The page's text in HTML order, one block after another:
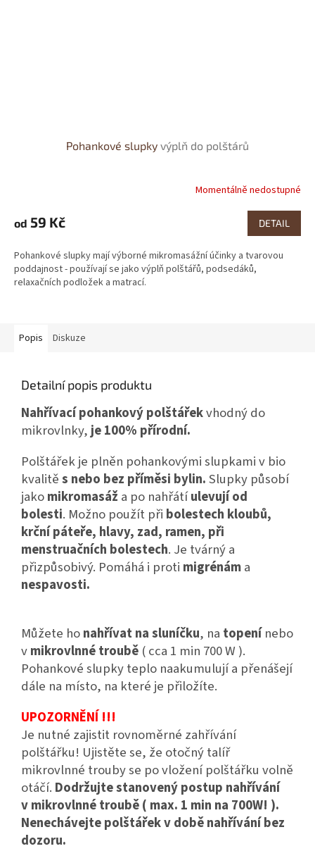
Pohankové slupky výplň do polštárů
produktu
je
z
5
hvězdiček.
Momentálně nedostupné
od 59 Kč DETAIL
Pohankové slupky mají výborné mikromasážní účinky a tvarovou
poddajnost - používají se jako výplň polštářů, podsedáků,
relaxačních podložek a matrací.
Popis Diskuze
Detailní popis produktu
Nahřívací pohankový polštářekvhodný do
mikrovlnky,je 100% přírodní.
Polštářek je plněn pohankovými slupkami v bio
kvalitěs nebo bez příměsi bylin.Slupky působí
jakomikromasáž a po nahřátíulevují od
bolesti. Možno použít při bolestech kloubů,
krční páteře, hlavy, zad, ramen, při
menstruačních bolestech. Je tvárný a
přizpůsobivý. Pomáhá i proti migrénáma
nespavosti.
Můžete honahřívat na sluníčku, na topenínebo
vmikrovlnné troubě ( cca 1 min 700 W ).
Pohankové slupky teplo naakumulují a přenášejí
dále na místo, na které je přiložíte.
UPOZORNĚNÍ !!!
Je nutné zajistit rovnoměrné zahřívání
polštářku! Ujistěte se, že otočný talíř
mikrovlnné trouby se po vložení polštářku volně
otáčí. Dodržujte stanovený postup nahřívání
v mikrovlnné troubě ( max. 1 min na 700W! ).
Nenechávejte polštářek v době nahřívání bez
dozoru.